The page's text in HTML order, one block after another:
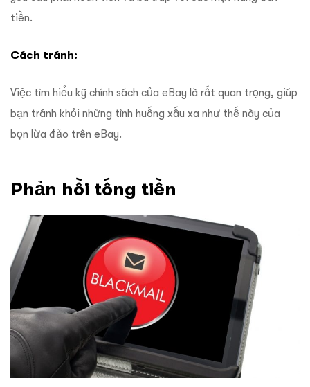
tiền.
Cách tránh:
Việc tìm hiểu kỹ chính sách của eBay là rất quan trọng, giúp
bạn tránh khỏi những tình huống xấu xa như thế này của
bọn lừa đảo trên eBay.
Phản hồi tống tiền